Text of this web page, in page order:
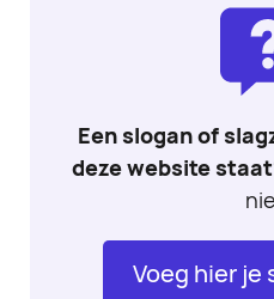
Een slogan of
deze website
Voeg hier je